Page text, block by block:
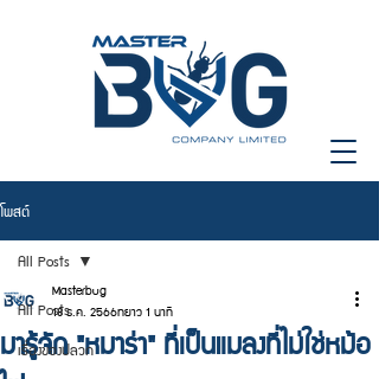
โพสต์
All Posts
เรื่องของปลวก
All Posts
มารู้จัก "หมาร่า" ที่เป็นแมลงที่ไม่ใช่หม้อ
Masterbug
18 ธ.ค. 2566 ยาว 1 นาที